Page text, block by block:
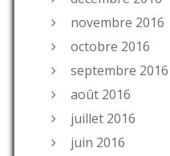
novembre 2016
octobre 2016
septembre 2016
août 2016
juillet 2016
juin 2016